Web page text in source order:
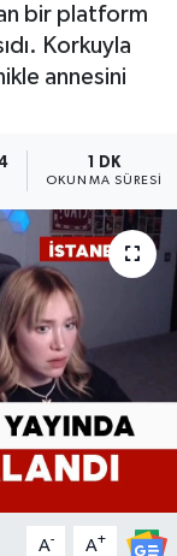
bir platform
Korkuyla
annesini
1 DK
OKUNMA SÜRESI
A- A+